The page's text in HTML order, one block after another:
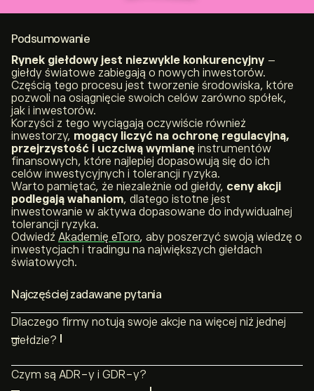
Podsumowanie
Rynek giełdowy jest niezwykle konkurencyjny –
giełdy światowe zabiegają o nowych inwestorów.
Częścią tego procesu jest tworzenie środowiska, które
pozwoli na osiągnięcie swoich celów zarówno spółek,
jak i inwestorów.
Korzyści z tego wyciągają oczywiście również
inwestorzy, mogący liczyć na ochronę regulacyjną,
przejrzystość i uczciwą wymianę instrumentów
finansowych, które najlepiej dopasowują się do ich
celów inwestycyjnych i tolerancji ryzyka.
Warto pamiętać, że niezależnie od giełdy, ceny akcji
podlegają wahaniom, dlatego istotne jest
inwestowanie w aktywa dopasowane do indywidualnej
tolerancji ryzyka.
Odwiedź Akademię eToro, aby poszerzyć swoją wiedzę o
inwestycjach i tradingu na największych giełdach
światowych.
Najczęściej zadawane pytania
Dlaczego firmy notują swoje akcje na więcej niż jednej
giełdzie?
Niektóre firmy, jak np. Carnival (CCL), rozważają opcje
podwójnego notowania, jeśli przewidują potencjalnych
Czym są ADR-y i GDR-y?